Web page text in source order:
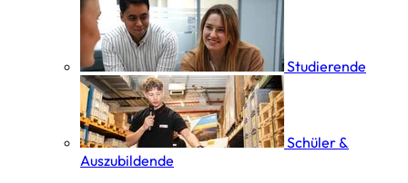
Studierende
Schüler &
Auszubildende